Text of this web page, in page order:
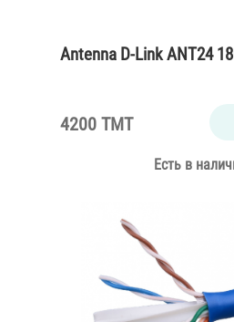
Antenna D-Link ANT24
4200 TMT
Есть в